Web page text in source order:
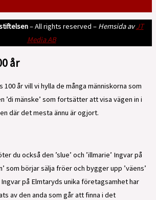
– All rights reserved – Hemsida avJT
Media AB
år
100 år vill vi hylla de många människorna som
’di mänske’ som fortsätter att visa vägen in i
där det mesta ännu är ogjort.
du också den ’slue’ och ’illmarie’ Ingvar på
som börjar sälja fröer och bygger upp ’väens’
på Elmtaryds unika företagsamhet har
av den anda som går att finna i det